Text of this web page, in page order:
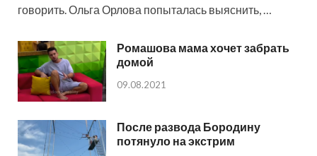
говорить. Ольга Орлова попыталась выяснить, …
Ромашова мама хочет забрать
домой
09.08.2021
После развода Бородину
потянуло на экстрим